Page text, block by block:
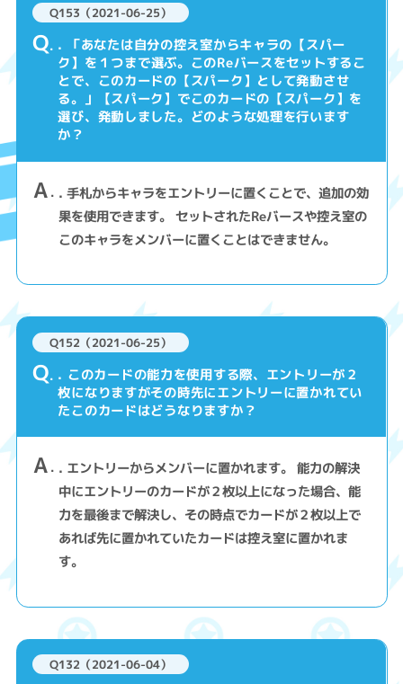
Q153（2021-06-25）
Q . 「あなたは自分の控え室からキャラの【スパー
ク】を１つまで選ぶ。このReバースをセットするこ
とで、このカードの【スパーク】として発動させ
る。」【スパーク】でこのカードの【スパーク】を
選び、発動しました。どのような処理を行います
か？
A . 手札からキャラをエントリーに置くことで、追加の効
果を使用できます。 セットされたReバースや控え室の
このキャラをメンバーに置くことはできません。
Q152（2021-06-25）
Q . このカードの能力を使用する際、エントリーが２
枚になりますがその時先にエントリーに置かれてい
たこのカードはどうなりますか？
A . エントリーからメンバーに置かれます。 能力の解決
中にエントリーのカードが２枚以上になった場合、能
力を最後まで解決し、その時点でカードが２枚以上で
あれば先に置かれていたカードは控え室に置かれま
す。
Q132（2021-06-04）